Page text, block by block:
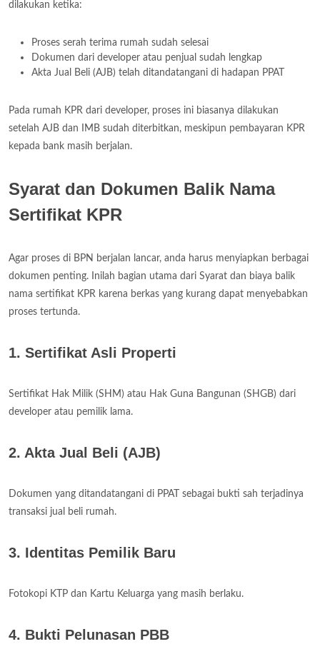
dilakukan ketika:
Proses serah terima rumah sudah selesai
Dokumen dari developer atau penjual sudah lengkap
Akta Jual Beli (AJB) telah ditandatangani di hadapan PPAT
Pada rumah KPR dari developer, proses ini biasanya dilakukan
setelah AJB dan IMB sudah diterbitkan, meskipun pembayaran KPR
kepada bank masih berjalan.
Syarat dan Dokumen Balik Nama
Sertifikat KPR
Agar proses di BPN berjalan lancar, anda harus menyiapkan berbagai
dokumen penting. Inilah bagian utama dari Syarat dan biaya balik
nama sertifikat KPR karena berkas yang kurang dapat menyebabkan
proses tertunda.
1. Sertifikat Asli Properti
Sertifikat Hak Milik (SHM) atau Hak Guna Bangunan (SHGB) dari
developer atau pemilik lama.
2. Akta Jual Beli (AJB)
Dokumen yang ditandatangani di PPAT sebagai bukti sah terjadinya
transaksi jual beli rumah.
3. Identitas Pemilik Baru
Fotokopi KTP dan Kartu Keluarga yang masih berlaku.
4. Bukti Pelunasan PBB